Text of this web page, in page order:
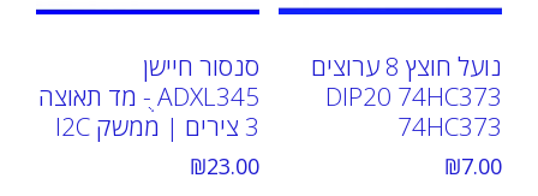
נועל חוצץ 8 ערוצים
DIP20 74HC373
74HC373
₪7.00
סנסור חיישן
ADXL345 ֻ- מד תאוצה
3 צירים | ממשק I2C
₪23.00